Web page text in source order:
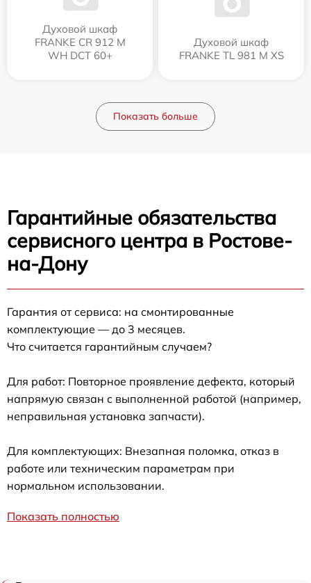
Духовой шкаф
FRANKE CR 912 M
WH DCT 60+
Духовой шкаф
FRANKE TL 981 M XS
Показать больше
Гарантийные обязательства
сервисного центра в Ростове-
на-Дону
Гарантия от сервиса: на смонтированные
комплектующие — до 3 месяцев.
Что считается гарантийным случаем?
Для работ: Повторное проявление дефекта, который
напрямую связан с выполненной работой (например,
неправильная установка запчасти).
Для комплектующих: Внезапная поломка, отказ в
работе или техническим параметрам при
нормальном использовании.
Показать полностью